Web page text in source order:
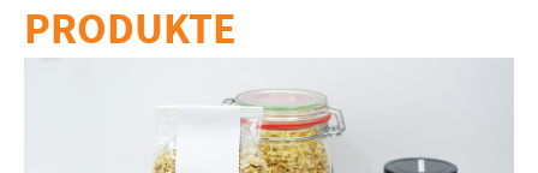
PRODUKTE